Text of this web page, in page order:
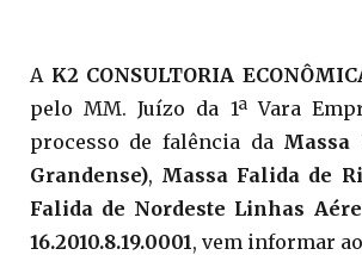
A K2 CONSULTORIA
pelo MM. Juízo da 1ª Vara
processo de falência da Massa
Grandense), Massa Falida de
Falida de Nordeste Linhas
16.2010.8.19.0001, vem informar